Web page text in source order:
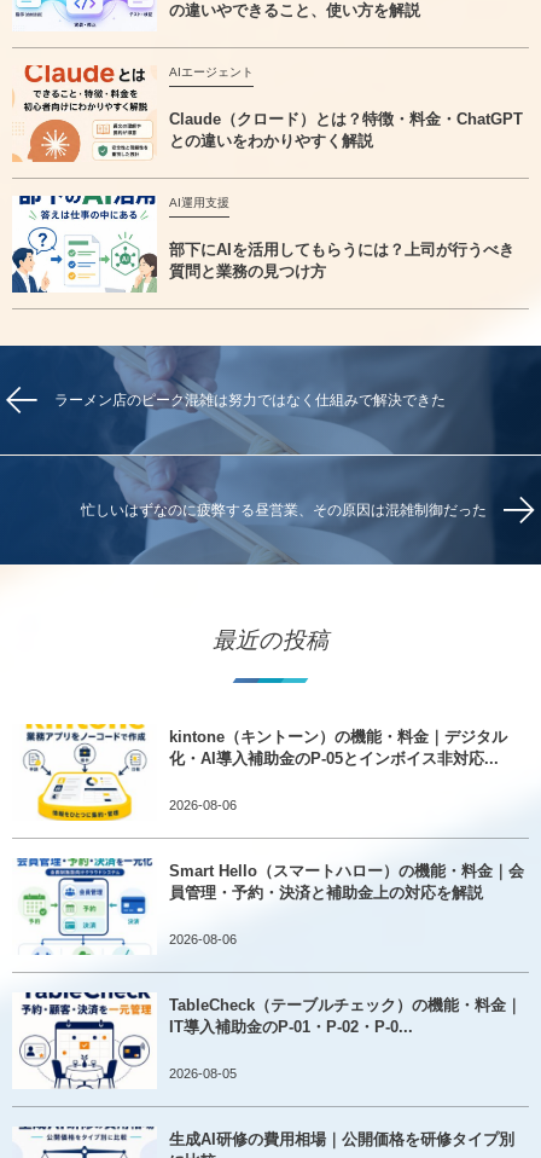
の違いやできること、使い方を解説
AIエージェント
Claude（クロード）とは？特徴・料金・ChatGPT
との違いをわかりやすく解説
AI運用支援
部下にAIを活用してもらうには？上司が行うべき
質問と業務の見つけ方
ラーメン店のピーク混雑は努力ではなく仕組みで解決できた
忙しいはずなのに疲弊する昼営業、その原因は混雑制御だった
最近の投稿
kintone（キントーン）の機能・料金｜デジタル
化・AI導入補助金のP-05とインボイス非対応...
2026-08-06
Smart Hello（スマートハロー）の機能・料金｜会
員管理・予約・決済と補助金上の対応を解説
2026-08-06
TableCheck（テーブルチェック）の機能・料金｜
IT導入補助金のP-01・P-02・P-0...
2026-08-05
生成AI研修の費用相場｜公開価格を研修タイプ別